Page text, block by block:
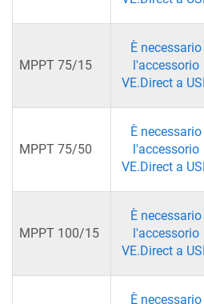
MPPT 75/15
È necessario
l'accessorio
VE.Direct a
MPPT 75/50
È necessario
l'accessorio
VE.Direct a
MPPT 100/15
È necessario
l'accessorio
VE.Direct a
È necessario